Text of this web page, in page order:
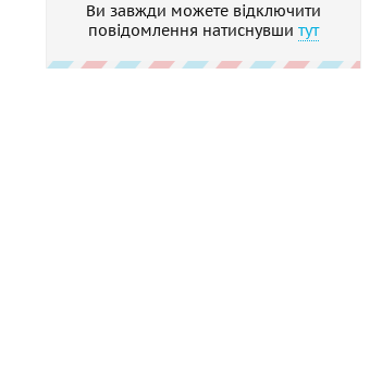
Ви завжди можете відключити
повідомлення натиснувши тут